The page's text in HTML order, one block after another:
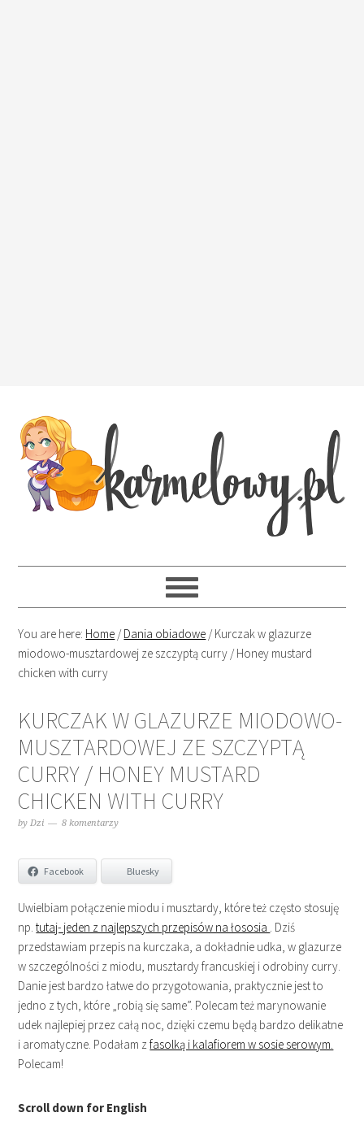
You are here: Home /Dania obiadowe /Kurczak w glazurze
miodowo-musztardowej ze szczyptą curry / Honey mustard
chicken with curry
KURCZAK W GLAZURZE MIODOWO-
MUSZTARDOWEJ ZE SZCZYPTĄ
CURRY / HONEY MUSTARD
CHICKEN WITH CURRY
byDzi 8 komentarzy
Facebook Bluesky
Uwielbiam połączenie miodu i musztardy, które też często stosuję
np.tutaj- jeden z najlepszych przepisów na łososia . Dziś
przedstawiam przepis na kurczaka, a dokładnie udka, w glazurze
w szczególności z miodu, musztardy francuskiej i odrobiny curry.
Danie jest bardzo łatwe do przygotowania, praktycznie jest to
jedno z tych, które „robią się same”. Polecam też marynowanie
udek najlepiej przez całą noc, dzięki czemu będą bardzo delikatne
i aromatyczne. Podałam zfasolką i kalafiorem w sosie serowym.
Polecam!
Scroll down for English